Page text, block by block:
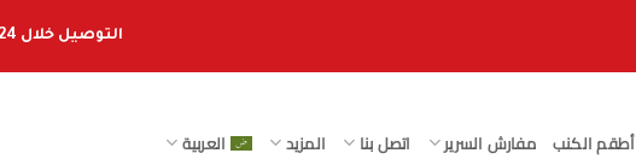
التوصيل خلال 24 ساعة
أطقم الكنب مفارش السرير اتصل بنا المزيد العربية